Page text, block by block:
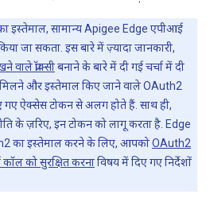
इस्तेमाल, सामान्य Apigee Edge एपीआई
जा सकता. इस बारे में ज़्यादा जानकारी,
वाले प्रॉक्सीबनाने के बारे में दी गई चर्चा में दी
और इस्तेमाल किए जाने वाले OAuth2
गए ऐक्सेस टोकन से अलग होते हैं. साथ ही,
के ज़रिए, इन टोकन को लागू करता है. Edge
का इस्तेमाल करने के लिए, आपकोOAuth2
को सुरक्षित करनाविषय में दिए गए निर्देशों